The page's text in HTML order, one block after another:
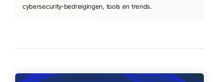
cybersecurity-bedreigingen, tools en trends.